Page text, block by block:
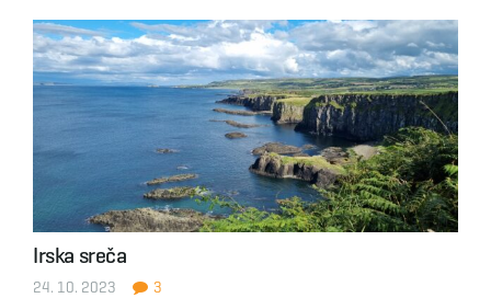
Irska sreča
24. 10. 2023 3